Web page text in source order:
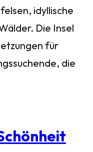
idyllische
Die Insel
für
die